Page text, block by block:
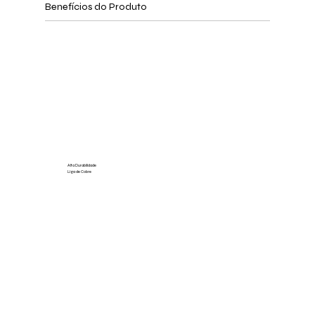
Benefícios do Produto
Alta Durabilidade
Liga de Cobre